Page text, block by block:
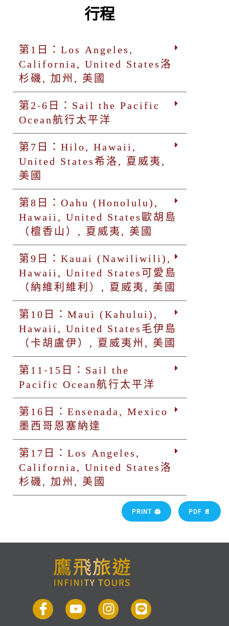
行程
第1日：Los Angeles,
California, United States洛
杉磯, 加州, 美國
第2-6日：Sail the Pacific
Ocean航行太平洋
第7日：Hilo, Hawaii,
United States希洛, 夏威夷,
美國
第8日：Oahu (Honolulu),
Hawaii, United States歐胡島
（檀香山）, 夏威夷, 美國
第9日：Kauai (Nawiliwili),
Hawaii, United States可愛島
（納維利維利）, 夏威夷, 美國
第10日：Maui (Kahului),
Hawaii, United States毛伊島
（卡胡盧伊）, 夏威夷州, 美國
第11-15日：Sail the
Pacific Ocean航行太平洋
第16日：Ensenada, Mexico
墨西哥恩塞納達
第17日：Los Angeles,
California, United States洛
杉磯, 加州, 美國
PRINT 🖨 PDF 📄